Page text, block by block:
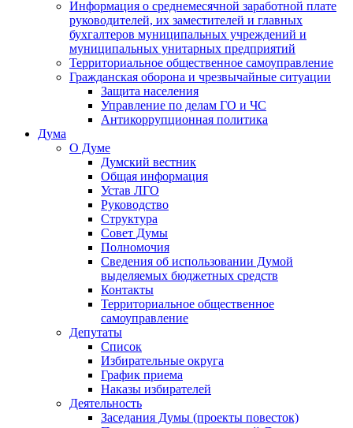
Информация о среднемесячной заработной плате
руководителей, их заместителей и главных
бухгалтеров муниципальных учреждений и
муниципальных унитарных предприятий
Территориальное общественное самоуправление
Гражданская оборона и чрезвычайные ситуации
Защита населения
Управление по делам ГО и ЧС
Антикоррупционная политика
Дума
О Думе
Думский вестник
Общая информация
Устав ЛГО
Руководство
Структура
Совет Думы
Полномочия
Сведения об использовании Думой
выделяемых бюджетных средств
Контакты
Территориальное общественное
самоуправление
Депутаты
Список
Избирательные округа
График приема
Наказы избирателей
Деятельность
Заседания Думы (проекты повесток)